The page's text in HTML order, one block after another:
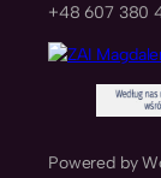
+48 607 380
Powered by